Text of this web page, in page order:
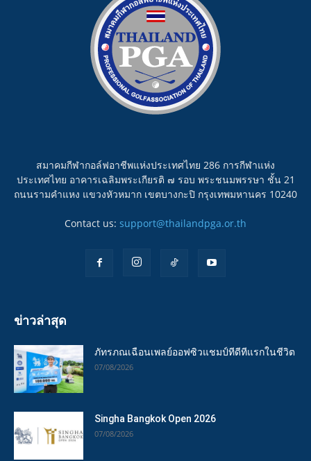
สมาคมกีฬากอล์ฟอาชีพแห่งประเทศไทย 286 การกีฬาแห่ง
ประเทศไทย อาคารเฉลิมพระเกียรติ ๗ รอบ พระชนมพรรษา ชั้น 21
ถนนรามคำแหง แขวงหัวหมาก เขตบางกะปิ กรุงเทพมหานคร 10240
Contact us: support@thailandpga.or.th
ข่าวล่าสุด
ภัทรภณเฉือนเพลย์ออฟซิวแชมป์ทีดีทีแรกในชีวิต
07/08/2026
Singha Bangkok Open 2026
07/08/2026